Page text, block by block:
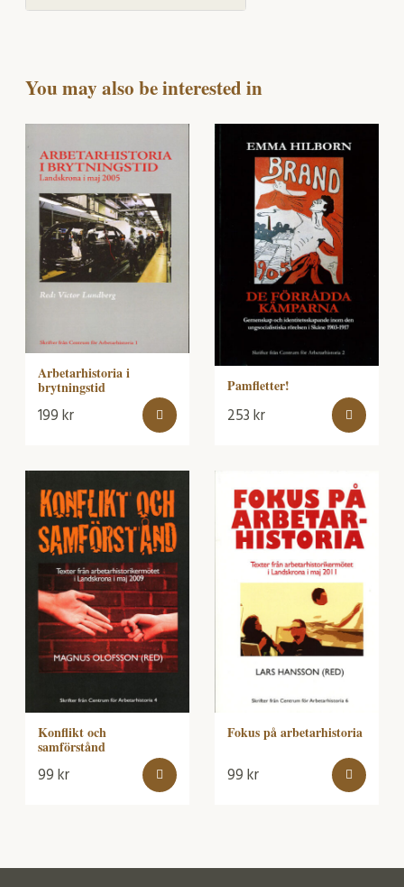
You may also be interested in
Arbetarhistoria i
brytningstid
199kr
Pamfletter!
253kr
Konflikt och
samförstånd
99kr
Fokus på arbetarhistoria
99kr